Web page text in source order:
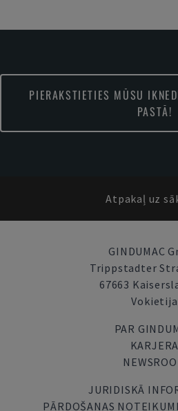
PIERAKSTIETIES MŪSU
PASTĀ!
Atpakaļ uz
GINDUMAC
Trippstadter
67663
Vokietija
PAR
KARJERA
JURIDISKĀ
PĀRDOŠANAS